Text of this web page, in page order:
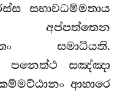
සභාවධම්මතාය
අප්පත්තෙන
සමාධියති.
පනෙත්ථ සඤ්ඤා
ආහාරෙ